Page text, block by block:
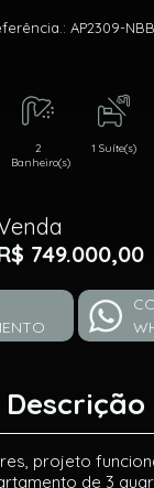
AP2309-
2
Banheiro(s)
1 Suíte(s)
749.000,00
Descrição
projeto
de 3